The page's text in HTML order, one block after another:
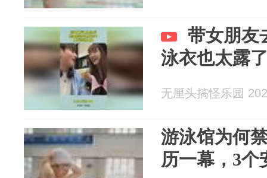
带女朋友
泳衣也太露
无厘头搞怪乐园
游泳馆为何
历一幕，3个